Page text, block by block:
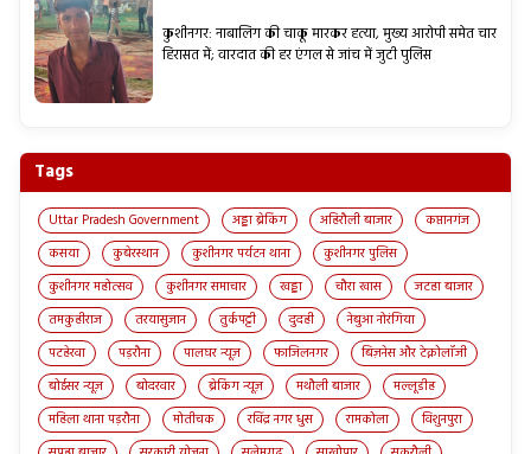
कुशीनगर: नाबालिग की चाकू मारकर हत्या, मुख्य आरोपी समेत चार
हिरासत में; वारदात की हर एंगल से जांच में जुटी पुलिस
Tags
Uttar Pradesh Government अड्डा ब्रेकिंग अहिरौली बाजार
कप्तानगंज
कसया
कुबेरस्थान कुशीनगर पर्यटन थाना
कुशीनगर पुलिस
कुशीनगर महोत्सव
कुशीनगर समाचार खड्डा चौरा खास
जटहा बाजार
तमकुहीराज
तरयासुजान तुर्कपट्टी दुदही
नेबुआ नोरंगिया
पटहेरवा
पड़रौना पालघर न्यूज़ फाजिलनगर
बिज़नेस और टेक्नोलॉजी
बोईसर न्यूज़
बोदरवार ब्रेकिंग न्यूज़ मथौली बाजार
मल्लूडीह
महिला थाना पड़रौना
मोतीचक रविंद्र नगर धुस रामकोला
विशुनपुरा